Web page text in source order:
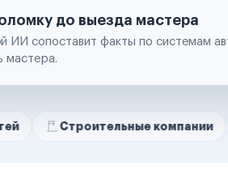
до выезда мастера
ИИ сопоставит факты по системам
мастера.
компании